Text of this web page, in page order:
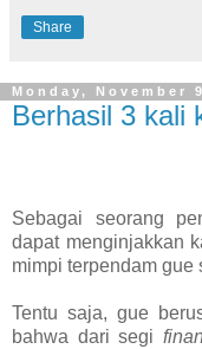
Share
Monday, November
Berhasil 3 kali
Sebagai seorang
dapat menginjakkan
mimpi terpendam gue
Tentu saja, gue
bahwa dari segi